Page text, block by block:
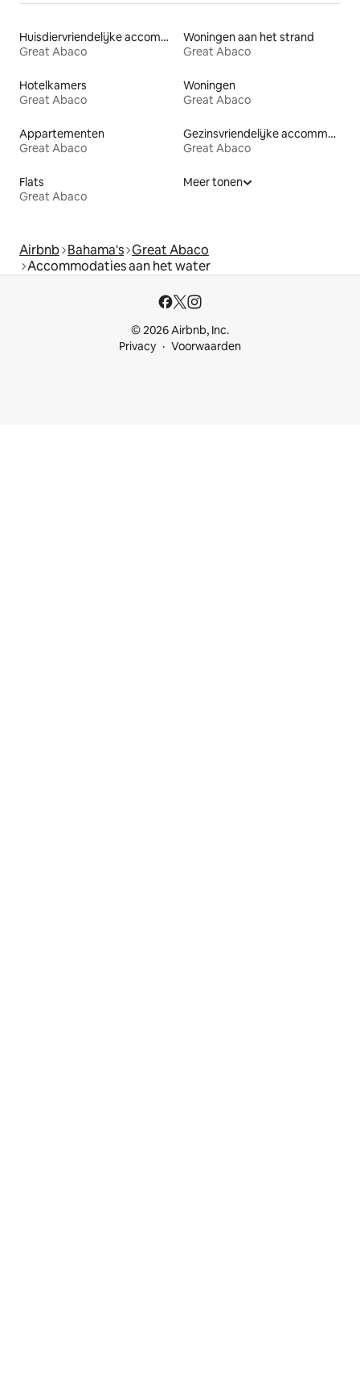
Huisdiervriendelijke accommodaties
Great Abaco
Woningen aan het strand
Great Abaco
Hotelkamers
Great Abaco
Woningen
Great Abaco
Appartementen
Great Abaco
Gezinsvriendelijke accommodaties
Great Abaco
Flats
Great Abaco
Meer tonen
Airbnb Bahama's Great Abaco
Accommodaties aan het water
© 2026 Airbnb, Inc.
Privacy
Voorwaarden